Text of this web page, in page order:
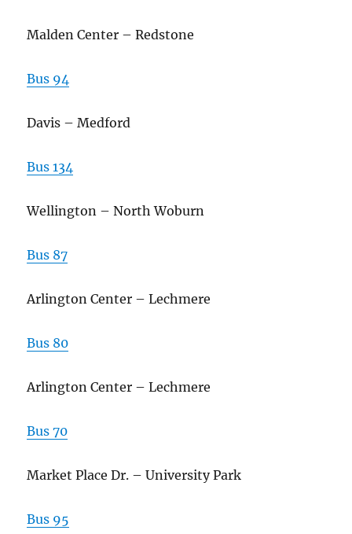
Malden Center – Redstone
Bus 94
Davis – Medford
Bus 134
Wellington – North Woburn
Bus 87
Arlington Center – Lechmere
Bus 80
Arlington Center – Lechmere
Bus 70
Market Place Dr. – University Park
Bus 95